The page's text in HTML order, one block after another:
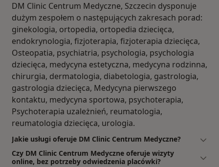
DM Clinic Centrum Medyczne, Szczecin dysponuje
dużym zespołem o następujących zakresach porad:
ginekologia, ortopedia, ortopedia dziecięca,
endokrynologia, fizjoterapia, fizjoterapia dziecięca,
Osteopatia, psychiatria, psychologia, psychologia
dziecięca, medycyna estetyczna, medycyna rodzinna,
chirurgia, dermatologia, diabetologia, gastrologia,
gastrologia dziecięca, Medycyna pierwszego
kontaktu, medycyna sportowa, psychoterapia,
Psychoterapia uzależnień, reumatologia,
reumatologia dziecięca, urologia.
Jakie usługi oferuje DM Clinic Centrum Medyczne?
Czy DM Clinic Centrum Medyczne oferuje wizyty
online, bez potrzeby odwiedzenia placówki?